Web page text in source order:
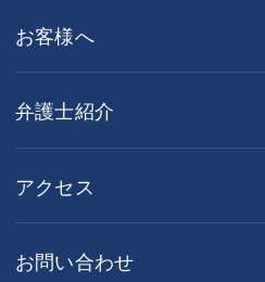
お客様へ
弁護士紹介
アクセス
お問い合わせ